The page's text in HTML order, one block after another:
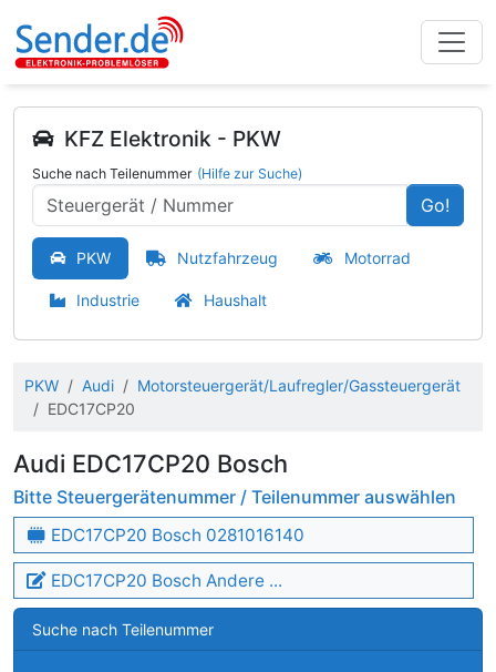
KFZ Elektronik - PKW
Suche nach Teilenummer (Hilfe zur Suche)
Go!
PKW Nutzfahrzeug Motorrad
Industrie Haushalt
PKW Audi
Motorsteuergerät/Laufregler/Gassteuergerät
EDC17CP20
Audi EDC17CP20 Bosch
Bitte Steuergerätenummer / Teilenummer auswählen
EDC17CP20 Bosch 0281016140
EDC17CP20 Bosch Andere ...
Suche nach Teilenummer